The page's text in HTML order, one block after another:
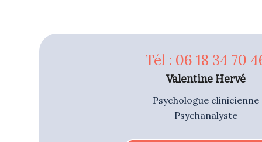
Tél : 06 18 34 70
Valentine Hervé
Psychologue clinicienne
Psychanalyste